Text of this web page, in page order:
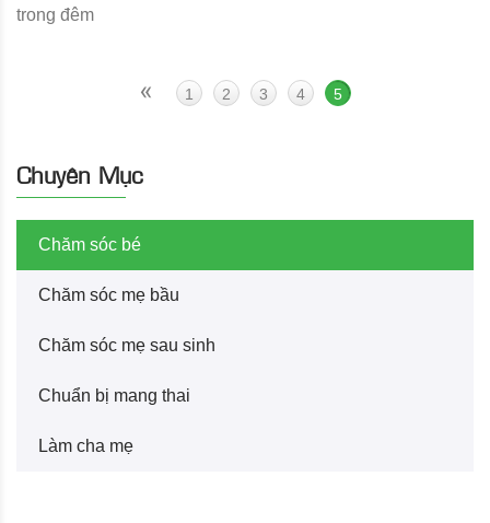
trong đêm
1 2 3 4 5
Chuyên Mục
Chăm sóc bé
Chăm sóc mẹ bầu
Chăm sóc mẹ sau sinh
Chuẩn bị mang thai
Làm cha mẹ